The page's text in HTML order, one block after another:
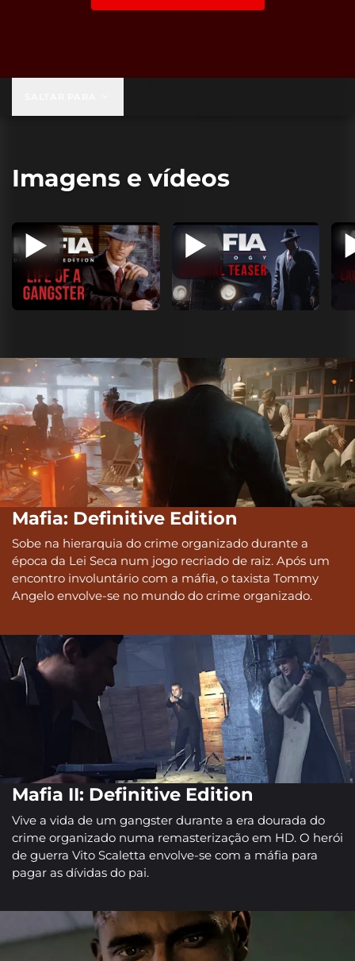
Imagens e vídeos
Mafia: Definitive Edition
Sobe na hierarquia do crime organizado durante a
época da Lei Seca num jogo recriado de raiz. Após um
encontro involuntário com a máfia, o taxista Tommy
Angelo envolve-se no mundo do crime organizado.
Mafia II: Definitive Edition
Vive a vida de um gangster durante a era dourada do
crime organizado numa remasterização em HD. O herói
de guerra Vito Scaletta envolve-se com a máfia para
pagar as dívidas do pai.